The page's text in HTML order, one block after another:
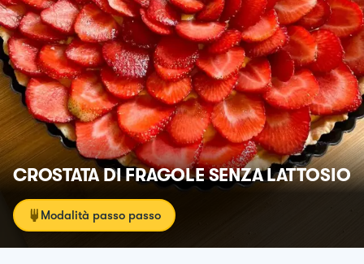
CROSTATA DI FRAGOLE SENZA LATTOSIO
Modalità passo passo